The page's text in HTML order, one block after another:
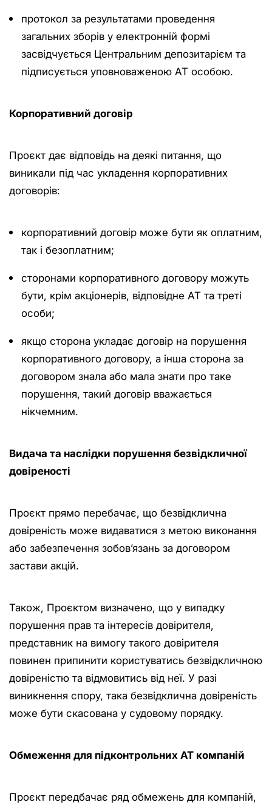
протокол за результатами проведення
загальних зборів у електронній формі
засвідчується Центральним депозитарієм та
підписується уповноваженою АТ особою.
Корпоративний договір
Проєкт дає відповідь на деякі питання, що
виникали під час укладення корпоративних
договорів:
корпоративний договір може бути як оплатним,
так і безоплатним;
сторонами корпоративного договору можуть
бути, крім акціонерів, відповідне АТ та треті
особи;
якщо сторона укладає договір на порушення
корпоративного договору, а інша сторона за
договором знала або мала знати про таке
порушення, такий договір вважається
нікчемним.
Видача та наслідки порушення безвідкличної
довіреності
Проєкт прямо перебачає, що безвідклична
довіреність може видаватися з метою виконання
або забезпечення зобов’язань за договором
застави акцій.
Також, Проєктом визначено, що у випадку
порушення прав та інтересів довірителя,
представник на вимогу такого довірителя
повинен припинити користуватись безвідкличною
довіреністю та відмовитись від неї. У разі
виникнення спору, така безвідклична довіреність
може бути скасована у судовому порядку.
Обмеження для підконтрольних АТ компаній
Проєкт передбачає ряд обмежень для компаній,